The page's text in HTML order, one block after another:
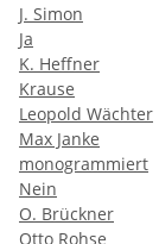
J. Simon
Ja
K. Heffner
Krause
Leopold Wächter
Max Janke
monogrammiert
Nein
O. Brückner
Otto Rohse